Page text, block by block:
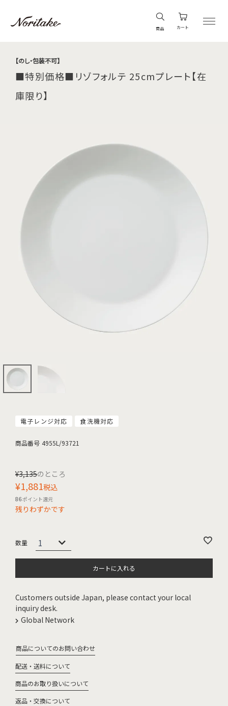
商品 カート
【のし・包装不可】
■特別価格■リゾフォルテ 25cmプレート【在
庫限り】
電子レンジ対応 食洗機対応
商品番号 4955L/93721
¥3,135のところ
¥1,881税込
86ポイント還元
残りわずかです
カートに入れる
Customers outside Japan, please contact your local
inquiry desk.
Global Network
商品についてのお問い合わせ
配送・送料について
商品のお取り扱いについて
返品・交換について